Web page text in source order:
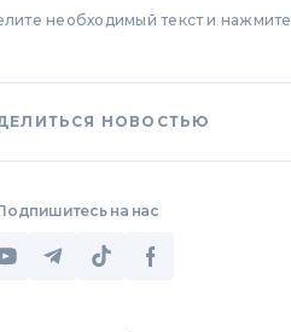
необходимый текст и нажмите
НОВОСТЬЮ
на нас